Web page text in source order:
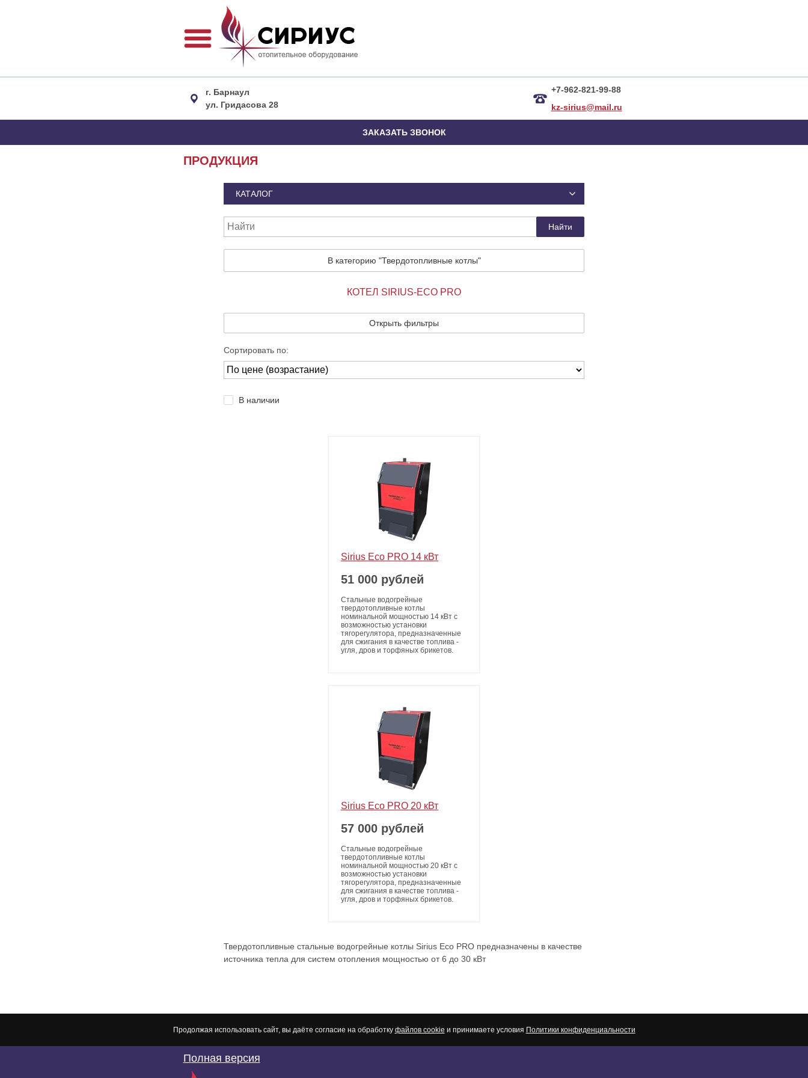
г. Барнаул
ул. Гридасова 28
+7-962-821-99-88​
kz-sirius@mail.ru
ЗАКАЗАТЬ ЗВОНОК
ПРОДУКЦИЯ
КАТАЛОГ
Найти
В категорию "Твердотопливные котлы"
КОТЕЛ SIRIUS-ECO PRO
Открыть фильтры
Сортировать по:
В наличии
Sirius Eco PRO 14 кВт
51 000 рублей
Стальные водогрейные
твердотопливные котлы
номинальной мощностью 14 кВт с
возможностью установки
тягорегулятора, предназначенные
для сжигания в качестве топлива -
угля, дров и торфяных брикетов.
Sirius Eco PRO 20 кВт
57 000 рублей
Стальные водогрейные
твердотопливные котлы
номинальной мощностью 20 кВт с
возможностью установки
тягорегулятора, предназначенные
для сжигания в качестве топлива -
угля, дров и торфяных брикетов.
Твердотопливные стальные водогрейные котлы Sirius Eco PRO предназначены в качестве
источника тепла для систем отопления мощностью от 6 до 30 кВт
Продолжая использовать сайт, вы даёте согласие на обработку файлов cookie и принимаете условия Политики конфиденциальности
Полная версия